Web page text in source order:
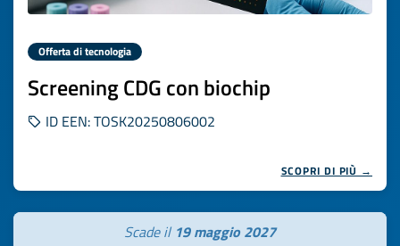
Offerta di tecnologia
Screening CDG con biochip
ID EEN: TOSK20250806002
SCOPRI DI PIÙ →
Scade il 19 maggio 2027